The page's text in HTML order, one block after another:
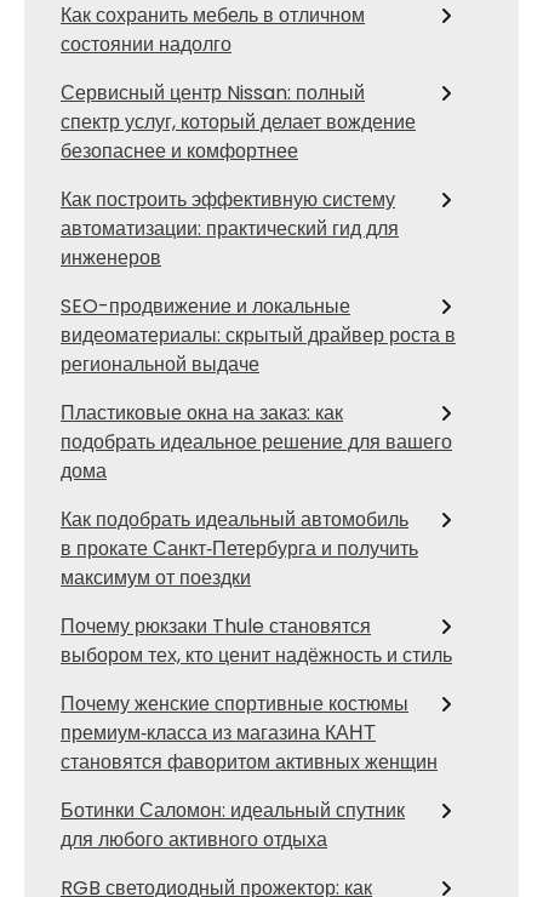
Как сохранить мебель в отличном
состоянии надолго
Сервисный центр Nissan: полный
спектр услуг, который делает вождение
безопаснее и комфортнее
Как построить эффективную систему
автоматизации: практический гид для
инженеров
SEO-продвижение и локальные
видеоматериалы: скрытый драйвер роста в
региональной выдаче
Пластиковые окна на заказ: как
подобрать идеальное решение для вашего
дома
Как подобрать идеальный автомобиль
в прокате Санкт‑Петербурга и получить
максимум от поездки
Почему рюкзаки Thule становятся
выбором тех, кто ценит надёжность и стиль
Почему женские спортивные костюмы
премиум‑класса из магазина КАНТ
становятся фаворитом активных женщин
Ботинки Саломон: идеальный спутник
для любого активного отдыха
RGB светодиодный прожектор: как